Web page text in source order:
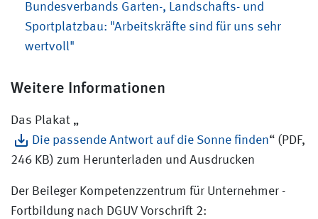
Bundesverbands Garten-, Landschafts- und
Sportplatzbau: "Arbeitskräfte sind für uns sehr
wertvoll"
Weitere Informationen
Das Plakat „
Die passende Antwort auf die Sonne finden“ (PDF,
246 KB) zum Herunterladen und Ausdrucken
Der Beileger Kompetenzzentrum für Unternehmer -
Fortbildung nach DGUV Vorschrift 2: